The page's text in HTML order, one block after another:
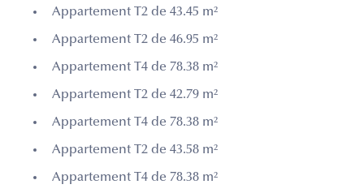
Appartement T2 de 43.45 m²
Appartement T2 de 46.95 m²
Appartement T4 de 78.38 m²
Appartement T2 de 42.79 m²
Appartement T4 de 78.38 m²
Appartement T2 de 43.58 m²
Appartement T4 de 78.38 m²